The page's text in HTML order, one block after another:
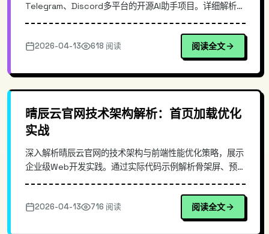
Telegram、Discord多平台的开源AI助手项目。详细解析其
部署配置。同时提供实际的安装命令和配置示例，帮助开发
者快速搭建自己的跨平台AI对话服务。项目每小时间隔同步
2026-04-13 618 阅读 阅读全文
晴辰云官网技术架构解析：首页加载优化
实战
深入解析晴辰云官网的技术架构与前端性能优化策略，展示
企业级Web开发实践。通过实际代码示例解析骨架屏、预加
2026-04-13 716 阅读 阅读全文